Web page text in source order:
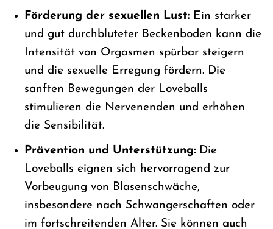
Förderung der sexuellen Lust:Ein starker
und gut durchbluteter Beckenboden kann die
Intensität von Orgasmen spürbar steigern
und die sexuelle Erregung fördern. Die
sanften Bewegungen der Loveballs
stimulieren die Nervenenden und erhöhen
die Sensibilität.
Prävention und Unterstützung:Die
Loveballs eignen sich hervorragend zur
Vorbeugung von Blasenschwäche,
insbesondere nach Schwangerschaften oder
im fortschreitenden Alter. Sie können auch